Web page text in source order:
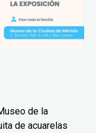
de la
de acuarelas